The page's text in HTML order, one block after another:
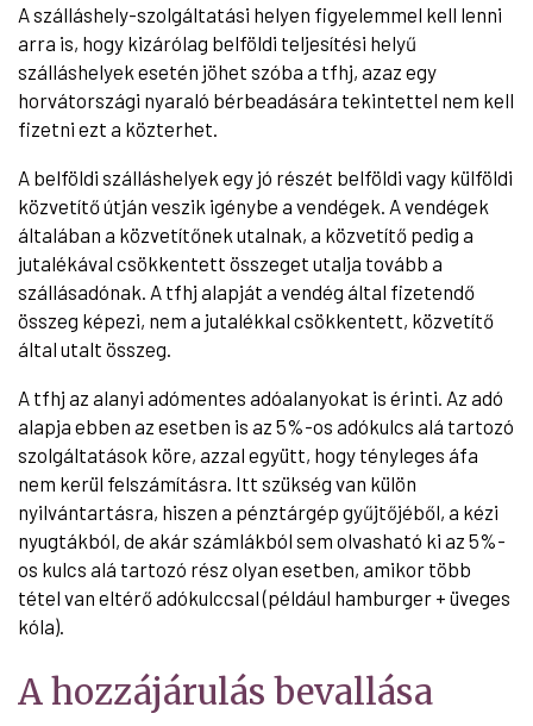
A szálláshely-szolgáltatási helyen figyelemmel kell lenni
arra is, hogy kizárólag belföldi teljesítési helyű
szálláshelyek esetén jöhet szóba a tfhj, azaz egy
horvátországi nyaraló bérbeadására tekintettel nem kell
fizetni ezt a közterhet.
A belföldi szálláshelyek egy jó részét belföldi vagy külföldi
közvetítő útján veszik igénybe a vendégek. A vendégek
általában a közvetítőnek utalnak, a közvetítő pedig a
jutalékával csökkentett összeget utalja tovább a
szállásadónak. A tfhj alapját a vendég által fizetendő
összeg képezi, nem a jutalékkal csökkentett, közvetítő
által utalt összeg.
A tfhj az alanyi adómentes adóalanyokat is érinti. Az adó
alapja ebben az esetben is az 5%-os adókulcs alá tartozó
szolgáltatások köre, azzal együtt, hogy tényleges áfa
nem kerül felszámításra. Itt szükség van külön
nyilvántartásra, hiszen a pénztárgép gyűjtőjéből, a kézi
nyugtákból, de akár számlákból sem olvasható ki az 5%-
os kulcs alá tartozó rész olyan esetben, amikor több
tétel van eltérő adókulccsal (például hamburger + üveges
kóla).
A hozzájárulás bevallása